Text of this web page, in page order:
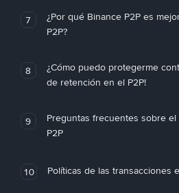
7
¿Por qué Binance P2P es
P2P?
8
¿Cómo puedo protegerme
de retención en el P2P!
9
Preguntas frecuentes sobre
P2P
10 Políticas de las transacciones